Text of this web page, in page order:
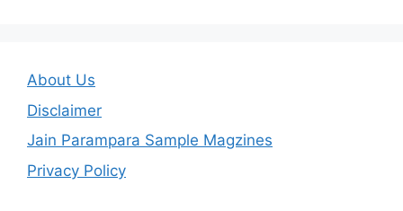
About Us
Disclaimer
Jain Parampara Sample Magzines
Privacy Policy